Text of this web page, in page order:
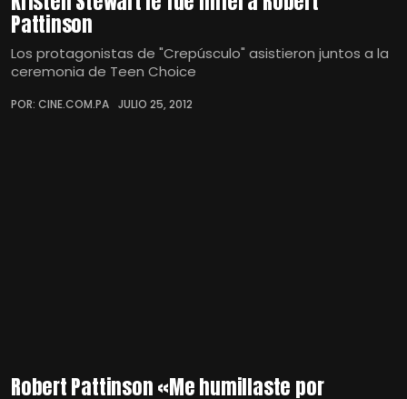
Pattinson
Los protagonistas de "Crepúsculo" asistieron juntos a la
ceremonia de Teen Choice
POR: CINE.COM.PA JULIO 25, 2012
Robert Pattinson «Me humillaste por